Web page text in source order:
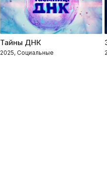
Тайны ДНК
2025, Социальные